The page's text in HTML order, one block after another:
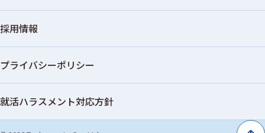
採用情報
プライバシーポリシー
就活ハラスメント対応方針